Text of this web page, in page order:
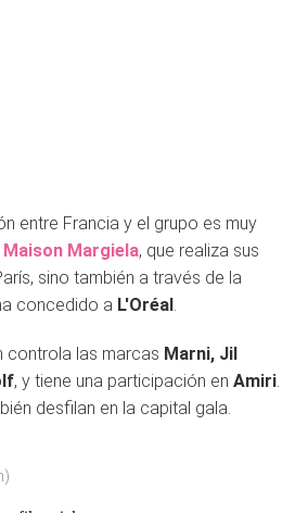
entre Francia y el grupo es muy
Maison Margiela, que realiza sus
sino también a través de la
concedido a L'Oréal.
controla las marcas Marni, Jil
, y tiene una participación en Amiri.
desfilan en la capital gala.